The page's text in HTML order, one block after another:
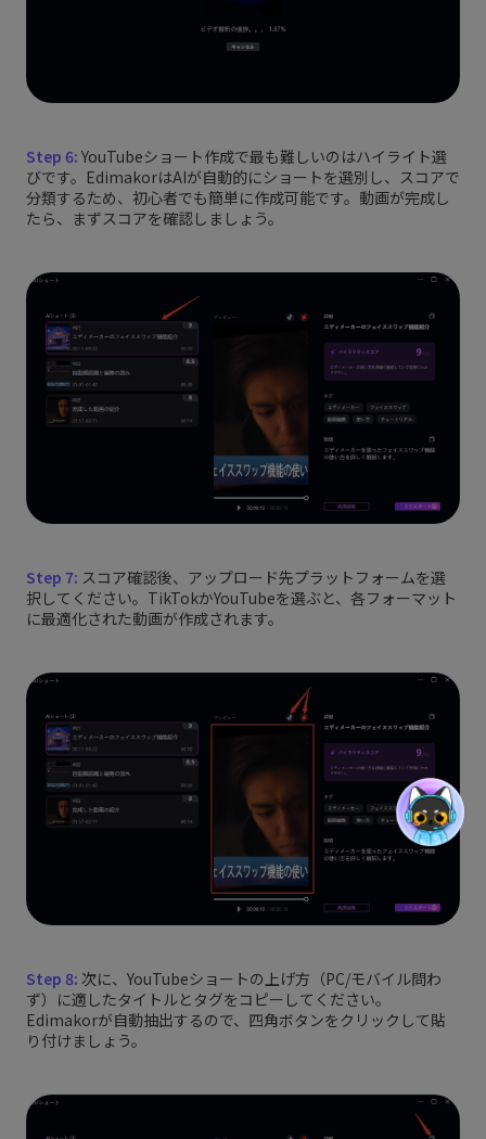
Step 6: YouTubeショート作成で最も難しいのはハイライト選
びです。EdimakorはAIが自動的にショートを選別し、スコアで
分類するため、初心者でも簡単に作成可能です。動画が完成し
たら、まずスコアを確認しましょう。
Step 7: スコア確認後、アップロード先プラットフォームを選
択してください。TikTokかYouTubeを選ぶと、各フォーマット
に最適化された動画が作成されます。
Step 8: 次に、YouTubeショートの上げ方（PC/モバイル問わ
ず）に適したタイトルとタグをコピーしてください。
Edimakorが自動抽出するので、四角ボタンをクリックして貼
り付けましょう。